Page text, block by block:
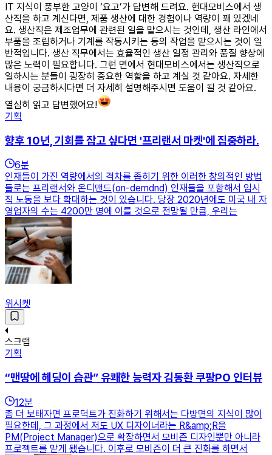
IT 지식이 풍부한 고양이 ‘요고’가 답변해 드려요. 현대모비스에서 생
산직을 하고 계신다면, 제품 생산에 대한 경험이나 역량이 꽤 있겠네
요. 생산직은 제조업무에 관련된 일을 맡으시는 것인데, 생산 라인에서
부품을 조립하거나 기계를 작동시키는 등의 작업을 맡으시는 것이 일
반적입니다. 생산 직무에서는 효율적인 생산 일정 관리와 품질 향상에
많은 노력이 필요합니다. 그런 면에서 현대모비스에서는 생산직으로
일하시는 분들이 굉장히 중요한 역할을 하고 계실 것 같아요. 자세한
내용이 궁금하시다면 더 자세히 설명해주시면 도움이 될 것 같아요.
열심히 읽고 답변했어요!
기획
향후 10년, 기회를 잡고 싶다면 '프리랜서 마켓'에 집중하라.
6분
인재들이 가진 역량에서의 격차를 좁히기 위한 이러한 창의적인 방법
들로는 프리랜서와 온디맨드(on-demdnd) 인재들을 포함해서 임시
직 노동을 보다 확대하는 것이 있습니다. 당장 2020년에도 미국 내 자
영업자의 수는 4200만 명에 이를 것으로 전망될 만큼, 우리는
위시켓
스크랩
기획
“맨땅에 헤딩이 습관” 유쾌한 능력자 김동환 쿠팡PO 인터뷰
12분
좀 더 보태자면 프로덕트가 진화하기 위해서는 다방면의 지식이 많이
필요한데, 그 과정에서 저도 UX 디자이너라는 R&amp;R을
PM(Project Manager)으로 확장하면서 모비즌 디자인뿐만 아니라
프로젝트를 맡게 됐습니다. 이후로 모비즌이 더 큰 진화를 하면서